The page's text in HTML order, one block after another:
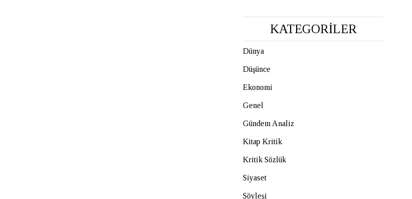
KATEGORİLER
Dünya
Düşünce
Ekonomi
Genel
Gündem Analiz
Kitap Kritik
Kritik Sözlük
Siyaset
Söyleşi